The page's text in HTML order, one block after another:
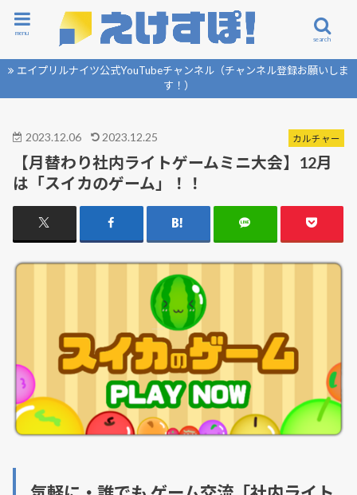
search
menu
エイプリルナイツ公式YouTubeチャンネル（チャンネル登録お願いしま
す！）
カルチャー
2023.12.06 2023.12.25
【月替わり社内ライトゲームミニ大会】12月
は「スイカのゲーム」！！